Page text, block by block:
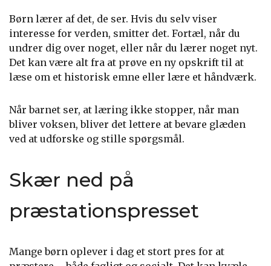
Børn lærer af det, de ser. Hvis du selv viser
interesse for verden, smitter det. Fortæl, når du
undrer dig over noget, eller når du lærer noget nyt.
Det kan være alt fra at prøve en ny opskrift til at
læse om et historisk emne eller lære et håndværk.
Når barnet ser, at læring ikke stopper, når man
bliver voksen, bliver det lettere at bevare glæden
ved at udforske og stille spørgsmål.
Skær ned på
præstationspresset
Mange børn oplever i dag et stort pres for at